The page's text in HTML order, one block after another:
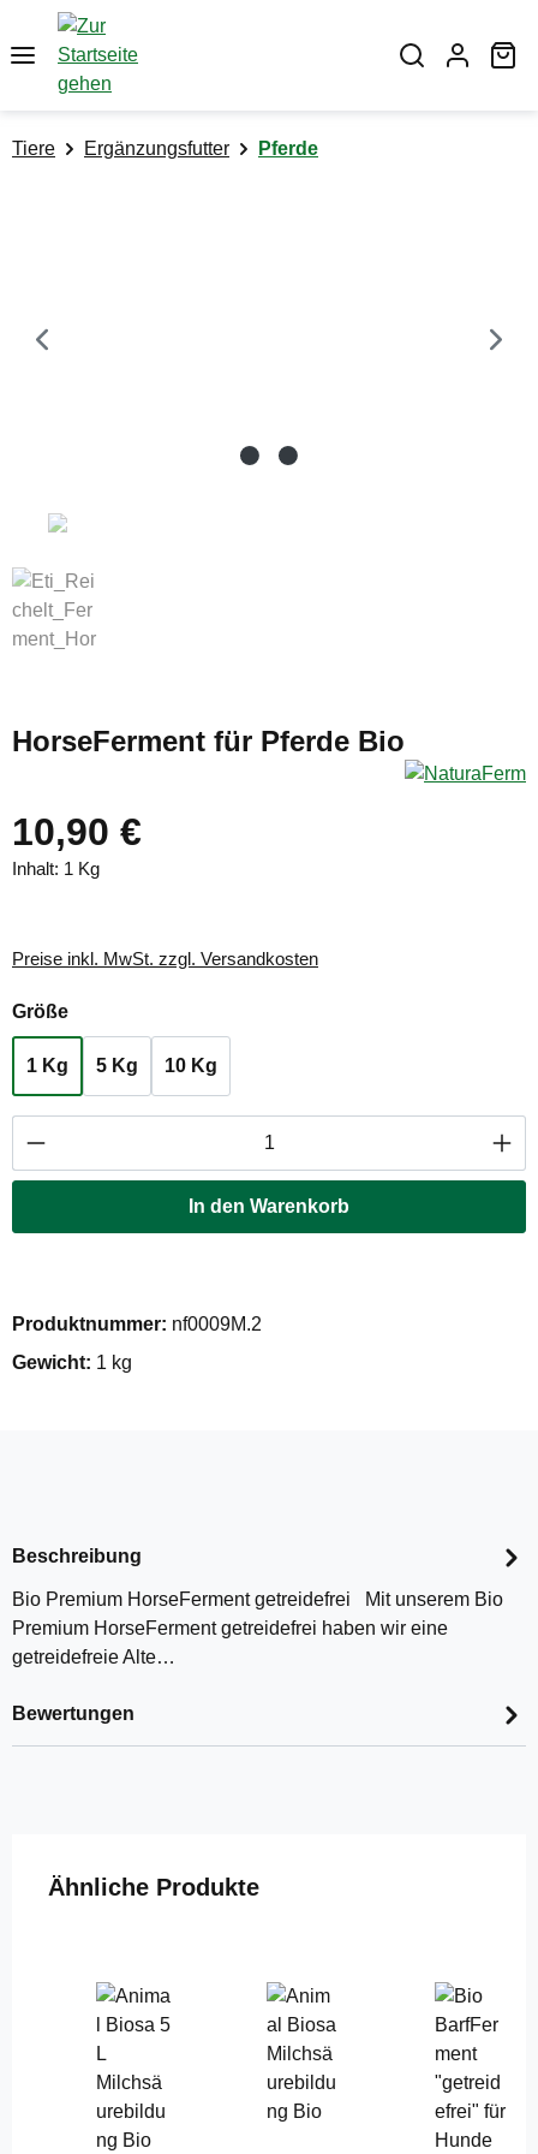
springen
Tiere Ergänzungsfutter Pferde
HorseFerment für Pferde Bio
10,90 €
Inhalt: 1 Kg
Preise inkl. MwSt. zzgl. Versandkosten
Größeauswählen
1 Kg 5 Kg 10 Kg
Produkt Anzahl: Gib den gewünschten
In den Warenkorb
Produktnummer: nf0009M.2
Gewicht: 1 kg
Beschreibung
Bio Premium HorseFerment getreidefrei Mit unserem Bio
Premium HorseFerment getreidefrei haben wir eine
getreidefreie Alte…
Bewertungen
Produktgalerie überspringen
Ähnliche Produkte